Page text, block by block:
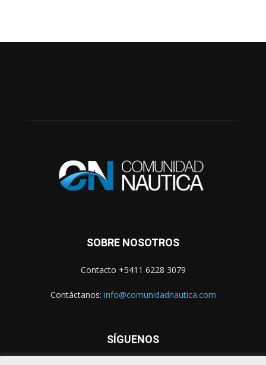
SOBRE NOSOTROS
Contacto +5411 6228 3079
Contáctanos: info@comunidadnautica.com
SÍGUENOS